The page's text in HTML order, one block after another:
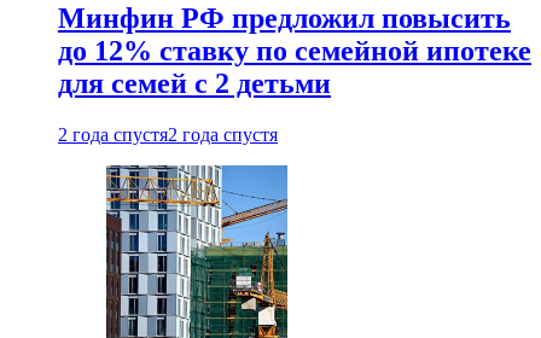
Минфин РФ предложил повысить
до 12% ставку по семейной ипотеке
для семей с 2 детьми
2 года спустя2 года спустя